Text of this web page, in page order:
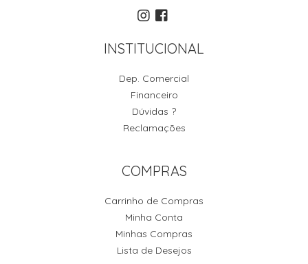
INSTITUCIONAL
Dep. Comercial
Financeiro
Dúvidas ?
Reclamações
COMPRAS
Carrinho de Compras
Minha Conta
Minhas Compras
Lista de Desejos